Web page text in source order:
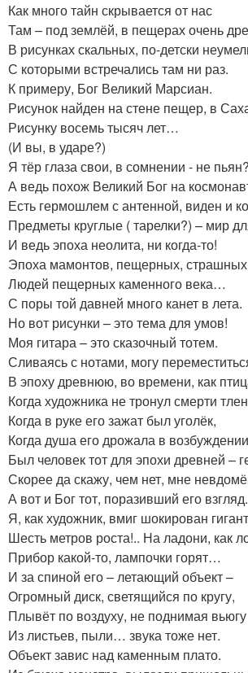
Как много тайн скрывается от нас
Там – под землёй, в пещерах очень
В рисунках скальных, по-детски
С которыми встречались там ни раз.
К примеру, Бог Великий Марсиан.
Рисунок найден на стене пещер, в
Рисунку восемь тысяч лет…
(И вы, в ударе?)
Я тёр глаза свои, в сомнении - не пьян?
А ведь похож Великий Бог на
Есть гермошлем с антенной, виден и
Предметы круглые ( тарелки?) – мир
И ведь эпоха неолита, ни когда-то!
Эпоха мамонтов, пещерных, страшных
Людей пещерных каменного века…
С поры той давней много канет в лета.
Но вот рисунки – это тема для умов!
Моя гитара – это сказочный тотем.
Сливаясь с нотами, могу
В эпоху древнюю, во времени, как
Когда художника не тронул смерти
Когда в руке его зажат был уголёк,
Когда душа его дрожала в
Был человек тот для эпохи древней –
Скорее да скажу, чем нет, мне
А вот и Бог тот, поразивший его взгляд.
Я, как художник, вмиг шокирован
Шесть метров роста!.. На ладони, как
Прибор какой-то, лампочки горят…
И за спиной его – летающий объект –
Огромный диск, светящийся по кругу,
Плывёт по воздуху, не поднимая вьюгу
Из листьев, пыли… звука тоже нет.
Объект завис над каменным плато.